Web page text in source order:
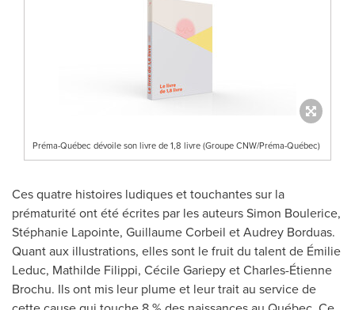
Préma-Québec dévoile son livre de 1,8 livre (Groupe CNW/Préma-Québec)
Ces quatre histoires ludiques et touchantes sur la
prématurité ont été écrites par les auteursSimon Boulerice,
Stéphanie Lapointe, Guillaume Corbeil etAudrey Borduas.
Quant aux illustrations, elles sont le fruit du talent de Émilie
Leduc, Mathilde Filippi, Cécile Gariepy et Charles-Étienne
Brochu. Ils ont mis leur plume et leur trait au service de